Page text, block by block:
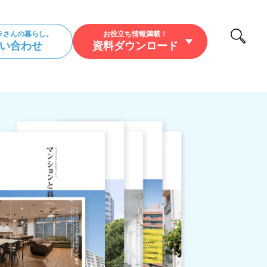
お役立ち情報満載！
資料ダウンロード
んの暮らし。
合わせ